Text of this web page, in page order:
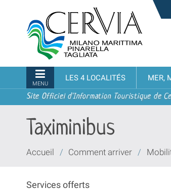
contenu.
à
navigation
turistico
ufficiale
Cervia,
Milano
Marittima,
Pinarella,
Tagliata
Navigation
MENU
LES 4 LOCALITÉS MER,
Site Officiel d'Information Touristique de
Taximinibus
Vous
Accueil / Comment arriver /
Services offerts